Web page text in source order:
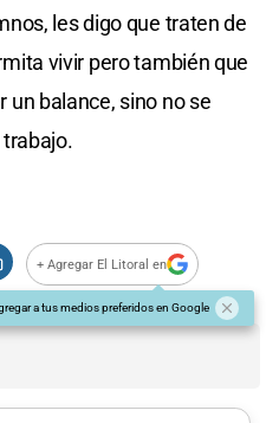
les digo que traten de
vivir pero también que
un balance, sino no se
+ Agregar El Litoral en
a tus medios preferidos en Google